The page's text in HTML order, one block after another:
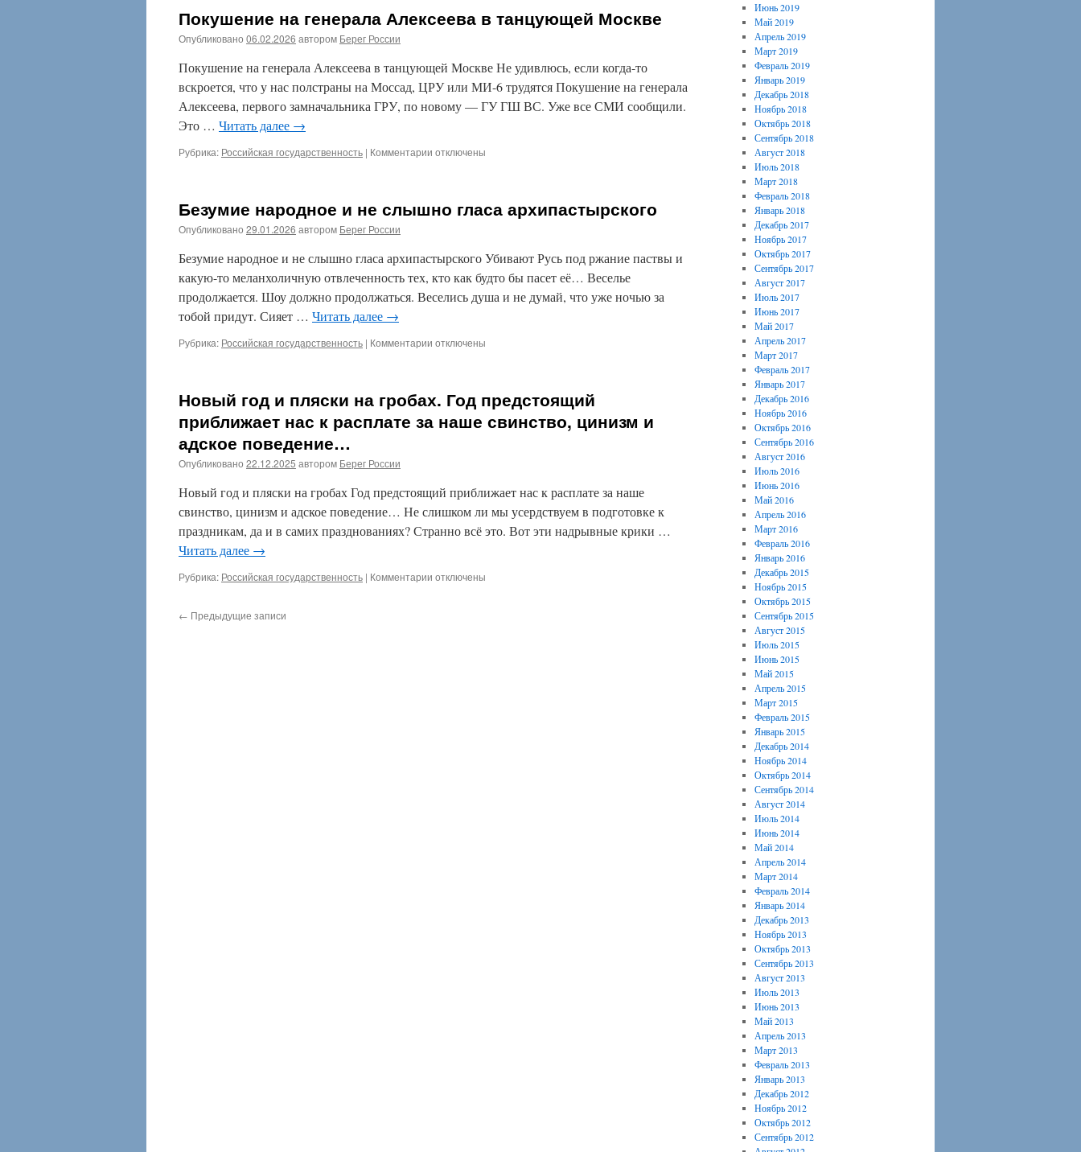
территорий
и
отвечающий
за
безопасность
России,
теперь
России
себя
в
безопасности
Покушение на генерала Алексеева в танцующей Москве
Опубликовано 06.02.2026 автором Берег России
Покушение на генерала Алексеева в танцующей Москве Не удивлюсь, если когда-то
вскроется, что у нас полстраны на Моссад, ЦРУ или МИ-6 трудятся Покушение на генерала
Алексеева, первого замначальника ГРУ, по новому — ГУ ГШ ВС. Уже все СМИ сообщили.
Это … Читать далее →
Рубрика: Российская государственность | Комментарии к
генерала
танцующей
Москве
отключены
Безумие народное и не слышно гласа архипастырского
Опубликовано 29.01.2026 автором Берег России
Безумие народное и не слышно гласа архипастырского Убивают Русь под ржание паствы и
какую-то меланхоличную отвлеченность тех, кто как будто бы пасет её… Веселье
продолжается. Шоу должно продолжаться. Веселись душа и не думай, что уже ночью за
тобой придут. Сияет … Читать далее →
Рубрика: Российская государственность | Комментарии к
и
слышно
отключены
Новый год и пляски на гробах. Год предстоящий
приближает нас к расплате за наше свинство, цинизм и
адское поведение…
Опубликовано 22.12.2025 автором Берег России
Новый год и пляски на гробах Год предстоящий приближает нас к расплате за наше
свинство, цинизм и адское поведение… Не слишком ли мы усердствуем в подготовке к
праздникам, да и в самих празднованиях? Странно всё это. Вот эти надрывные крики …
Читать далее →
Рубрика: Российская государственность | Комментарии котключены
← Предыдущие записи
Июнь 2019
Май 2019
Апрель 2019
Март 2019
Февраль 2019
Январь 2019
Декабрь 2018
Ноябрь 2018
Октябрь 2018
Сентябрь 2018
Август 2018
Июль 2018
Март 2018
Февраль 2018
Январь 2018
Декабрь 2017
Ноябрь 2017
Октябрь 2017
Сентябрь 2017
Август 2017
Июль 2017
Июнь 2017
Май 2017
Апрель 2017
Март 2017
Февраль 2017
Январь 2017
Декабрь 2016
Ноябрь 2016
Октябрь 2016
Сентябрь 2016
Август 2016
Июль 2016
Июнь 2016
Май 2016
Апрель 2016
Март 2016
Февраль 2016
Январь 2016
Декабрь 2015
Ноябрь 2015
Октябрь 2015
Сентябрь 2015
Август 2015
Июль 2015
Июнь 2015
Май 2015
Апрель 2015
Март 2015
Февраль 2015
Январь 2015
Декабрь 2014
Ноябрь 2014
Октябрь 2014
Сентябрь 2014
Август 2014
Июль 2014
Июнь 2014
Май 2014
Апрель 2014
Март 2014
Февраль 2014
Январь 2014
Декабрь 2013
Ноябрь 2013
Октябрь 2013
Сентябрь 2013
Август 2013
Июль 2013
Июнь 2013
Май 2013
Апрель 2013
Март 2013
Февраль 2013
Январь 2013
Декабрь 2012
Ноябрь 2012
Октябрь 2012
Сентябрь 2012